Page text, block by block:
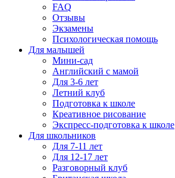
FAQ
Отзывы
Экзамены
Психологическая помощь
Для малышей
Мини-сад
Английский с мамой
Для 3-6 лет
Летний клуб
Подготовка к школе
Креативное рисование
Экспресс-подготовка к школе
Для школьников
Для 7-11 лет
Для 12-17 лет
Разговорный клуб